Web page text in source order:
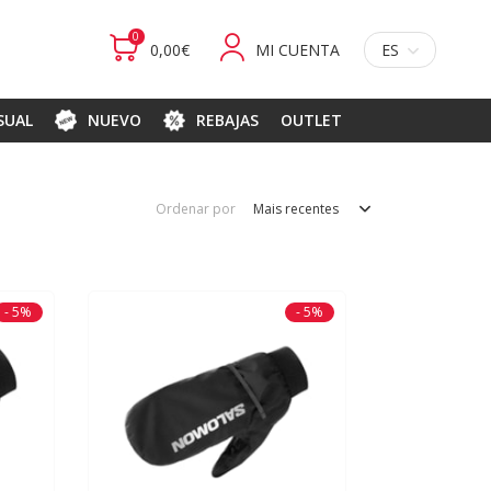
0
0,00€ MI CUENTA ES
NUEVO REBAJAS OUTLET
Ordenar por Mais recentes
- 5% - 5%